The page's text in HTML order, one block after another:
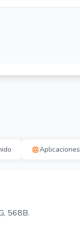
Aplicaciones
568B.